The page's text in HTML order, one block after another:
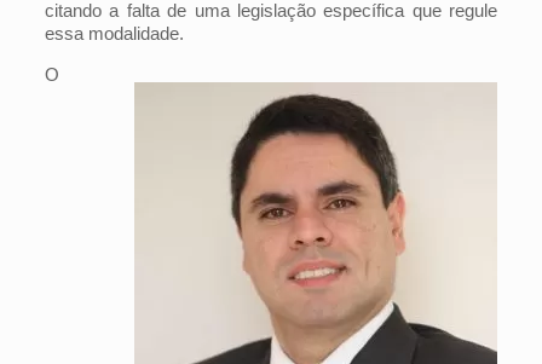
citando a falta de uma legislação específica que regule
essa modalidade.
O